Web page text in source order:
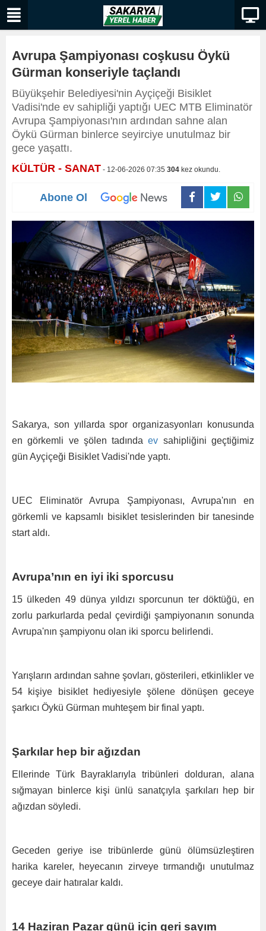
Avrupa Şampiyonası coşkusu Öykü
Gürman konseriyle taçlandı
Büyükşehir Belediyesi'nin Ayçiçeği Bisiklet
Vadisi'nde ev sahipliği yaptığı UEC MTB Eliminatör
Avrupa Şampiyonası'nın ardından sahne alan
Öykü Gürman binlerce seyirciye unutulmaz bir
gece yaşattı.
KÜLTÜR - SANAT - 12-06-2026 07:35 304 kez okundu.
Abone Ol
Sakarya, son yıllarda spor organizasyonları konusunda
en görkemli ve şölen tadındaev sahipliğini geçtiğimiz
gün Ayçiçeği Bisiklet Vadisi'nde yaptı.
UEC Eliminatör Avrupa Şampiyonası, Avrupa'nın en
görkemli ve kapsamlı bisiklet tesislerinden bir tanesinde
start aldı.
Avrupa’nın en iyi iki sporcusu
15 ülkeden 49 dünya yıldızı sporcunun ter döktüğü, en
zorlu parkurlarda pedal çevirdiği şampiyonanın sonunda
Avrupa'nın şampiyonu olan iki sporcu belirlendi.
Yarışların ardından sahne şovları, gösterileri, etkinlikler ve
54 kişiye bisiklet hediyesiyle şölene dönüşen geceye
şarkıcı Öykü Gürman muhteşem bir final yaptı.
Şarkılar hep bir ağızdan
Ellerinde Türk Bayraklarıyla tribünleri dolduran, alana
sığmayan binlerce kişi ünlü sanatçıyla şarkıları hep bir
ağızdan söyledi.
Geceden geriye ise tribünlerde günü ölümsüzleştiren
harika kareler, heyecanın zirveye tırmandığı unutulmaz
geceye dair hatıralar kaldı.
14 Haziran Pazar günü için geri sayım